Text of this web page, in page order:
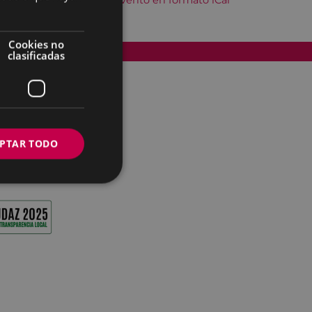
Accesibilidad
Cookies no
clasificadas
TODO